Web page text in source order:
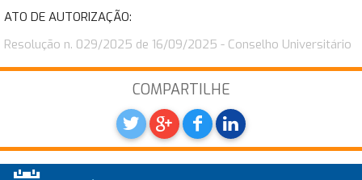
ATO DE AUTORIZAÇÃO:
Resolução n. 029/2025 de 16/09/2025 - Conselho Universitário
COMPARTILHE